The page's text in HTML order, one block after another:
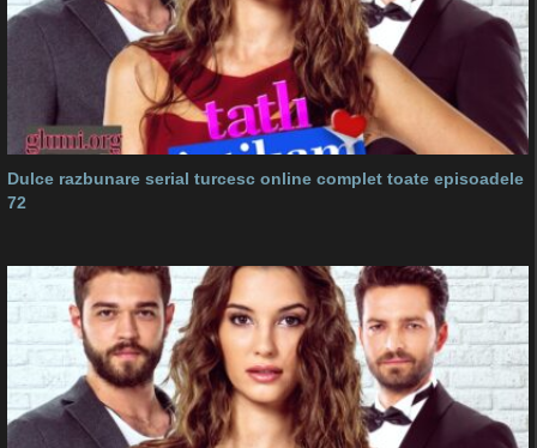
Dulce razbunare serial turcesc online complet toate episoadele
72